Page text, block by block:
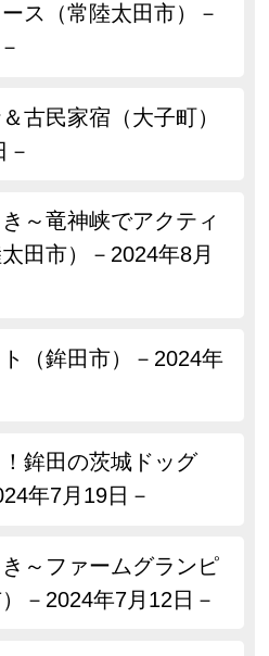
ス（常陸太田市）－
古民家宿（大子町）
－
～竜神峡でアクティ
田市）－2024年8月
（鉾田市）－2024年
鉾田の茨城ドッグ
年7月19日－
～ファームグランピ
－2024年7月12日－